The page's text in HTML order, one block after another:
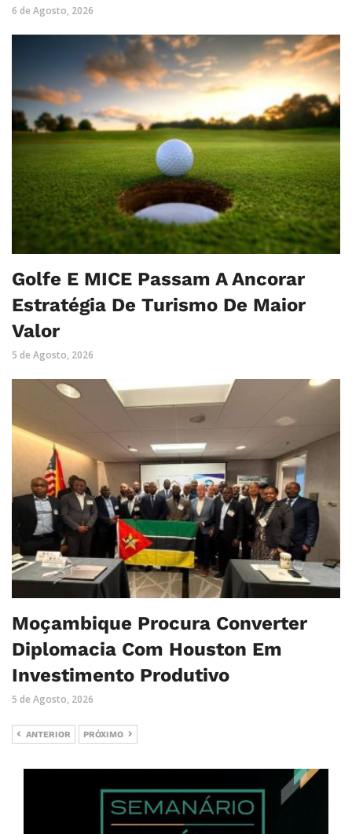
6 de Agosto, 2026
Golfe E MICE Passam A Ancorar
Estratégia De Turismo De Maior
Valor
5 de Agosto, 2026
Moçambique Procura Converter
Diplomacia Com Houston Em
Investimento Produtivo
5 de Agosto, 2026
ANTERIOR PRÓXIMO